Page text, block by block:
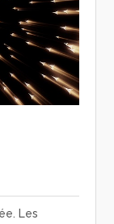
Les